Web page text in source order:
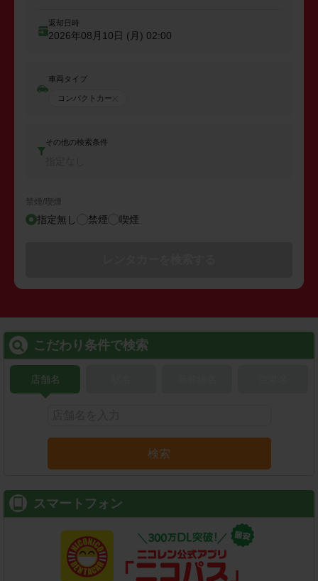
返却日時
2026年08月10日 (月) 02:00
車両タイプ
コンパクトカー
その他の検索条件
禁煙/喫煙
指定無し 禁煙 喫煙
こだわり条件で検索
店舗名
検索
スマートフォン